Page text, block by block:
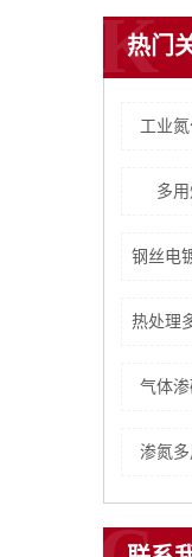
热门
K
工业
多
钢丝电
热处理
气体
渗氮